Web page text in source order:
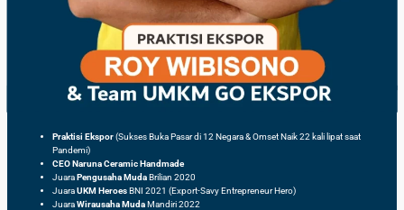
Praktisi Ekspor(Sukses Buka Pasar di 12 Negara & Omset Naik 22 kali lipat saat
Pandemi)
CEO Naruna Ceramic Handmade
JuaraPengusaha MudaBrilian 2020
JuaraUKM HeroesBNI 2021 (Export-Savy Entrepreneur Hero)
JuaraWirausaha MudaMandiri 2022